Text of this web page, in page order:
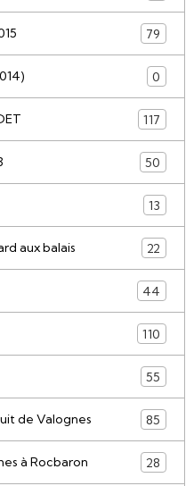
79
0
117
50
13
aux balais 22
44
110
55
de Valognes 85
à Rocbaron 28